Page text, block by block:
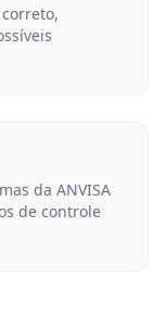
da ANVISA
de controle